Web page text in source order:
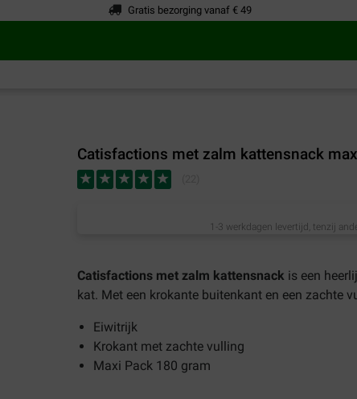
Gratis bezorging vanaf € 49
Catisfactions met zalm kattensnack
1-3 werkdagen levertijd, tenzij
Catisfactions met zalm kattensnack is een
kat. Met een krokante buitenkant en een zachte
Eiwitrijk
Krokant met zachte vulling
Maxi Pack 180 gram